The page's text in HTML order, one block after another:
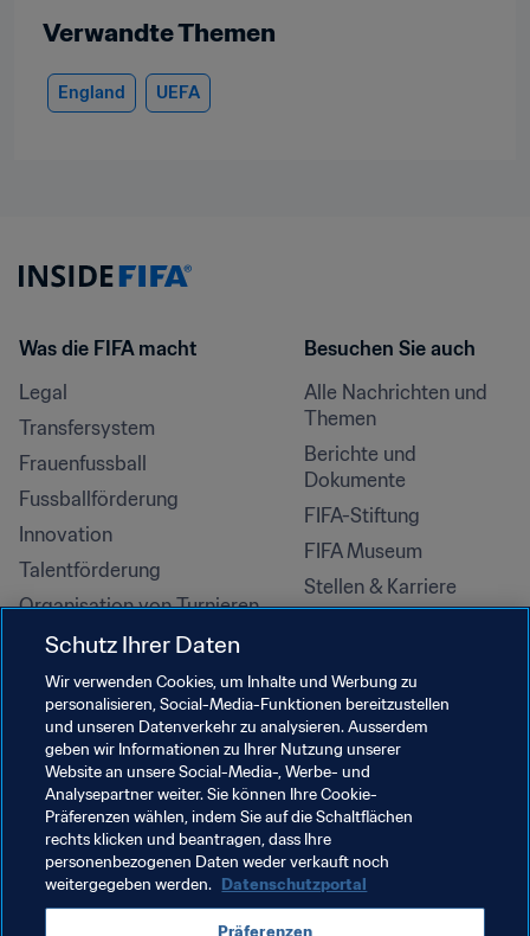
Verwandte Themen
England UEFA
Was die FIFA macht
Legal
Transfersystem
Frauenfussball
Fussballförderung
Innovation
Talentförderung
Organisation von Turnieren
Nachhaltigkeit
Menschenrechte und
Antidiskriminierung
Gesundheit und Medizin
Bildungsinitiativen
Besuchen Sie auch
Alle Nachrichten und
Themen
Berichte und
Dokumente
FIFA-Stiftung
FIFA Museum
Stellen & Karriere
Schutz Ihrer Daten
Wir verwenden Cookies, um Inhalte und Werbung zu
personalisieren, Social-Media-Funktionen bereitzustellen
und unseren Datenverkehr zu analysieren. Ausserdem
geben wir Informationen zu Ihrer Nutzung unserer
Website an unsere Social-Media-, Werbe- und
Analysepartner weiter. Sie können Ihre Cookie-
Präferenzen wählen, indem Sie auf die Schaltflächen
rechts klicken und beantragen, dass Ihre
personenbezogenen Daten weder verkauft noch
weitergegeben werden. Datenschutzportal
Präferenzen